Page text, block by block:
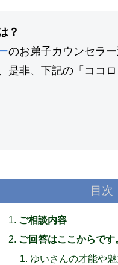
？
のお弟子カウンセラ
是非、下記の「ココ
目次
ご相談内容
ご回答はここからです
ゆいさんの才能や